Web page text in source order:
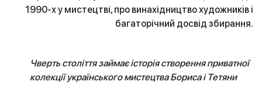
1990-х у мистецтві, про винахідництво художників і
багаторічний досвід збирання.
Чверть століття займає історія створення приватної
колекції українського мистецтва Бориса і Тетяни